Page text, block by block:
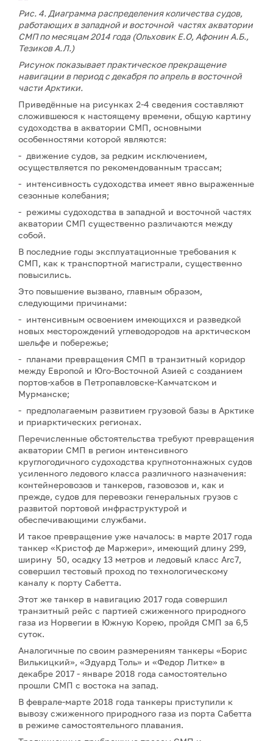
Рис. 4. Диаграмма распределения количества судов,
работающих в западной и восточной частях акватории
СМП по месяцам 2014 года(Ольховик Е.О, Афонин А.Б.,
Тезиков А.Л.)
Рисунок показывает практическое прекращение
навигации в период с декабря по апрель в восточной
части Арктики.
Приведённые на рисунках 2-4 сведения составляют
сложившеюся к настоящему времени, общую картину
судоходства в акватории СМП, основными
особенностями которой являются:
- движение судов, за редким исключением,
осуществляется по рекомендованным трассам;
- интенсивность судоходства имеет явно выраженные
сезонные колебания;
- режимы судоходства в западной и восточной частях
акватории СМП существенно различаются между
собой.
В последние годы эксплуатационные требования к
СМП, как к транспортной магистрали, существенно
повысились.
Это повышение вызвано, главным образом,
следующими причинами:
- интенсивным освоением имеющихся и разведкой
новых месторождений углеводородов на арктическом
шельфе и побережье;
- планами превращения СМП в транзитный коридор
между Европой и Юго-Восточной Азией с созданием
портов-хабов в Петропавловске-Камчатском и
Мурманске;
- предполагаемым развитием грузовой базы в Арктике
и приарктических регионах.
Перечисленные обстоятельства требуют превращения
акватории СМП в регион интенсивного
круглогодичного судоходства крупнотоннажных судов
усиленного ледового класса различного назначения:
контейнеровозов и танкеров, газовозов и, как и
прежде, судов для перевозки генеральных грузов с
развитой портовой инфраструктурой и
обеспечивающими службами.
И такое превращение уже началось: в марте 2017 года
танкер «Кристоф де Маржери», имеющий длину 299,
ширину 50, осадку 13 метров и ледовый класс Arc7,
совершил тестовый проход по технологическому
каналу к порту Сабетта.
Этот же танкер в навигацию 2017 года совершил
транзитный рейс с партией сжиженного природного
газа из Норвегии в Южную Корею, пройдя СМП за 6,5
суток.
Аналогичные по своим размерениям танкеры «Борис
Вилькицкий», «Эдуард Толь» и «Федор Литке» в
декабре 2017 - январе 2018 года самостоятельно
прошли СМП с востока на запад.
В феврале-марте 2018 года танкеры приступили к
вывозу сжиженного природного газа из порта Сабетта
в режиме самостоятельного плавания.